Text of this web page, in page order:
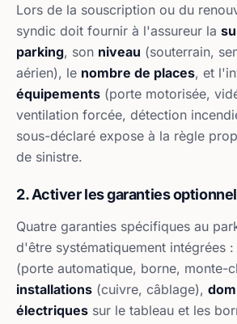
Lors de la souscription ou du
syndic doit fournir à l'assureur la
parking, son niveau (souterrain,
aérien), le nombre de places, et
équipements (porte motorisée,
ventilation forcée, détection
sous-déclaré expose à la règle
de sinistre.
2. Activer les garanties
Quatre garanties spécifiques au
d'être systématiquement intégrées :
(porte automatique, borne, monte-
installations (cuivre, câblage),
électriques sur le tableau et les